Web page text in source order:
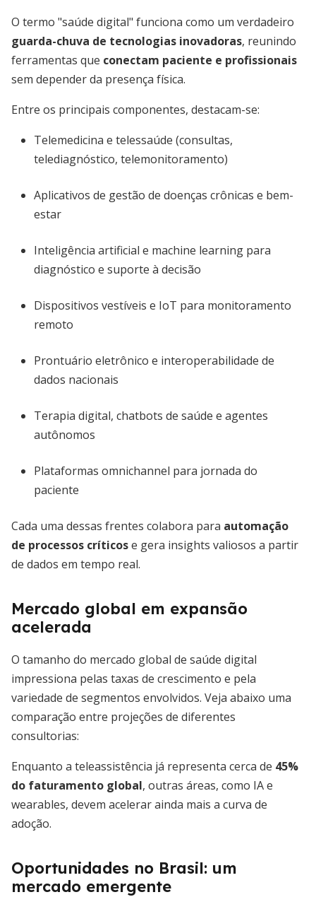
O termo "saúde digital" funciona como um verdadeiro
guarda-chuva de tecnologias inovadoras, reunindo
ferramentas que conectam paciente e profissionais
sem depender da presença física.
Entre os principais componentes, destacam-se:
Telemedicina e telessaúde (consultas,
telediagnóstico, telemonitoramento)
Aplicativos de gestão de doenças crônicas e bem-
estar
Inteligência artificial e machine learning para
diagnóstico e suporte à decisão
Dispositivos vestíveis e IoT para monitoramento
remoto
Prontuário eletrônico e interoperabilidade de
dados nacionais
Terapia digital, chatbots de saúde e agentes
autônomos
Plataformas omnichannel para jornada do
paciente
Cada uma dessas frentes colabora para automação
de processos críticose gera insights valiosos a partir
de dados em tempo real.
Mercado global em expansão
acelerada
O tamanho do mercado global de saúde digital
impressiona pelas taxas de crescimento e pela
variedade de segmentos envolvidos. Veja abaixo uma
comparação entre projeções de diferentes
consultorias:
Enquanto a teleassistência já representa cerca de 45%
do faturamento global, outras áreas, como IA e
wearables, devem acelerar ainda mais a curva de
adoção.
Oportunidades no Brasil: um
mercado emergente